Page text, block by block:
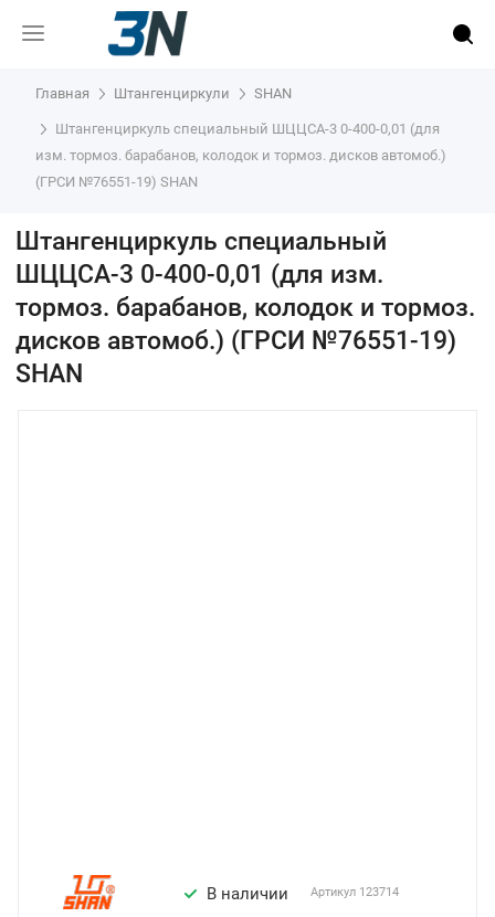
Главная Штангенциркули SHAN
Штангенциркуль специальный ШЦЦСА-3 0-400-0,01 (для
изм. тормоз. барабанов, колодок и тормоз. дисков автомоб.)
(ГРСИ №76551-19) SHAN
Штангенциркуль специальный
ШЦЦСА-3 0-400-0,01 (для изм.
тормоз. барабанов, колодок и тормоз.
дисков автомоб.) (ГРСИ №76551-19)
SHAN
В наличии Артикул 123714